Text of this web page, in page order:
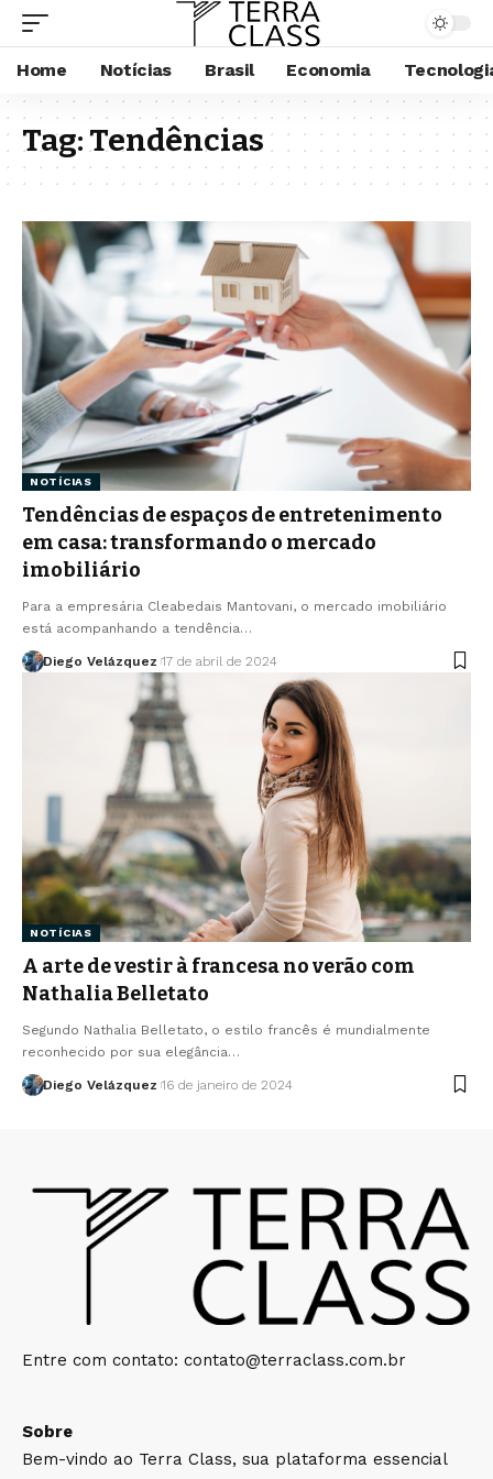
Home Notícias Brasil Economia
Tag:Tendências
NOTÍCIAS
Tendências de espaços de entretenimento
em casa: transformando o mercado
imobiliário
Para a empresária Cleabedais Mantovani, o mercado imobiliário
está acompanhando a tendência…
Diego Velázquez 17 de abril de 2024
NOTÍCIAS
A arte de vestir à francesa no verão com
Nathalia Belletato
Segundo Nathalia Belletato, o estilo francês é mundialmente
reconhecido por sua elegância…
Diego Velázquez 16 de janeiro de 2024
Entre com contato: contato@terraclass.com.br
Sobre
Bem-vindo ao Terra Class, sua plataforma essencial